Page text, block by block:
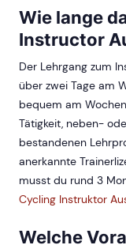
Wie lange
Instructor
Der Lehrgang zum
über zwei Tage am
bequem am
Tätigkeit, neben-
bestandenen
anerkannte
musst du rund 3
Cycling Instruktor
Welche